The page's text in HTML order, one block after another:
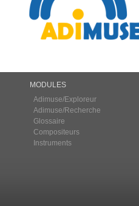
MODULES
Adimuse/Exploreur
Adimuse/Recherche
Glossaire
Compositeurs
Instruments